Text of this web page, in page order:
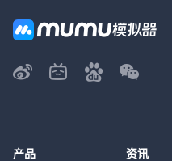
产品 资讯